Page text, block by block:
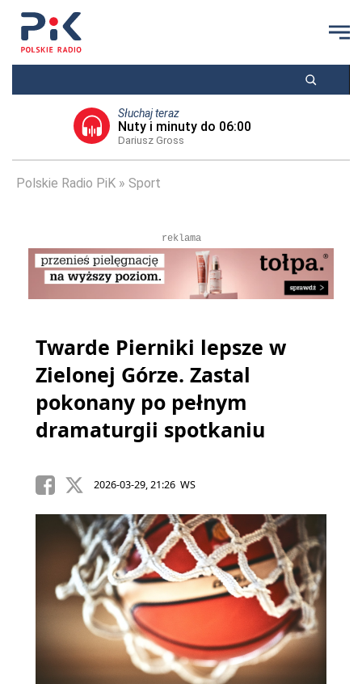
Słuchaj teraz
Nuty i minuty do 06:00
Dariusz Gross
Polskie Radio PiK Sport
reklama
Twarde Pierniki lepsze w
Zielonej Górze. Zastal
pokonany po pełnym
dramaturgii spotkaniu
2026-03-29, 21:26 WS